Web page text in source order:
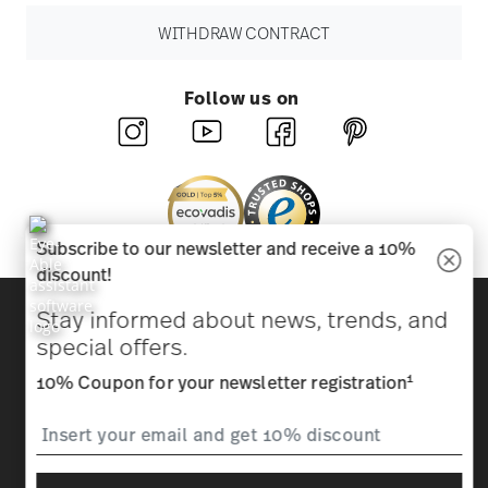
WITHDRAW CONTRACT
Follow us on
Beauty & functionality for your home
Homepage General terms and conditions
Privacy
*All prices incl. VAT and plusshipping costs.
Subscribe to our newsletter and receive a 10%
discount!
Stay informed about news, trends, and
special offers.
10% Coupon for your newsletter registration1